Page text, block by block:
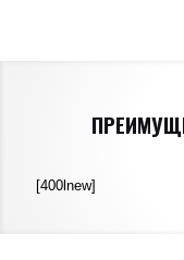
[400lnew]